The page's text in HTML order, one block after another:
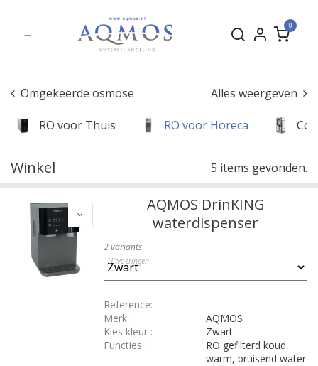
0
Omgekeerde osmose Alles weergeven
RO voor Thuis RO voor Horeca
Winkel 5 items gevonden.
AQMOS DrinKING
waterdispenser
2variants
Uitvoeringen
Reference:
Merk :
AQMOS
Kies kleur :
Zwart
Functies :
RO gefilterd koud,
warm, bruisend water